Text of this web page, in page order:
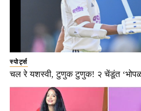
स्पोर्ट्स
चल रे यशस्वी, टुणुक टुणुक! २ चेंडूंत